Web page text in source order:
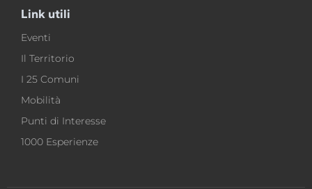
Link utili
Eventi
Il Territorio
I 25 Comuni
Mobilità
Punti di Interesse
1000 Esperienze